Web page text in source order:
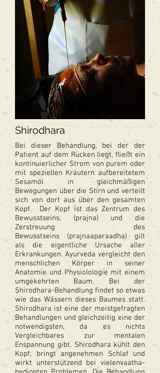
Shirodhara
Bei dieser Behandlung, bei der der
Patient auf dem Rücken liegt, fließt ein
kontinuierlicher Strom von purem oder
mit speziellen Kräutern aufbereitetem
Sesamöl in gleichmäßigen
Bewegungen über die Stirn und verteilt
sich von dort aus über den gesamten
Kopf. Der Kopf ist das Zentrum des
Bewusstseins, (prajna) und die
Zerstreuung des
Bewusstseins (prajnaaparaadha) gilt
als die eigentliche Ursache aller
Erkrankungen. Ayurveda vergleicht den
menschlichen Körper in seiner
Anatomie und Physiolologie mit einem
umgekehrten Baum. Bei der
Shirodhara-Behandlung findet so etwas
wie das Wässern dieses Baumes statt.
Shirodhara ist eine der meistgefragten
Behandlungen und gleichzeitig eine der
notwendigsten, da es nichts
Vergleichbares zur mentalen
Enspannung gibt. Shirodhara kühlt den
Kopf, bringt angenehmen Schlaf und
wirkt unterstützend bei vielenvaatha-